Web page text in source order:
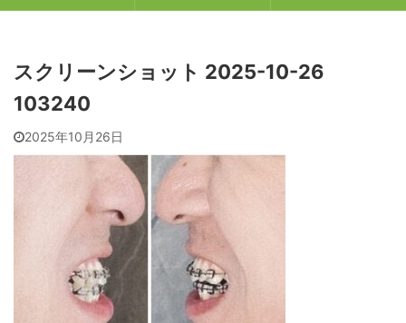
スクリーンショット 2025-10-26
103240
2025年10月26日